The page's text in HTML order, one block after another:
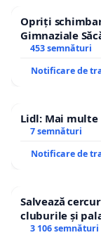
Opriți
Gimnaziale
453 semnături
Notificare de
Lidl: Mai
7 semnături
Notificare de
Salvează
cluburile și
3 106 semnături